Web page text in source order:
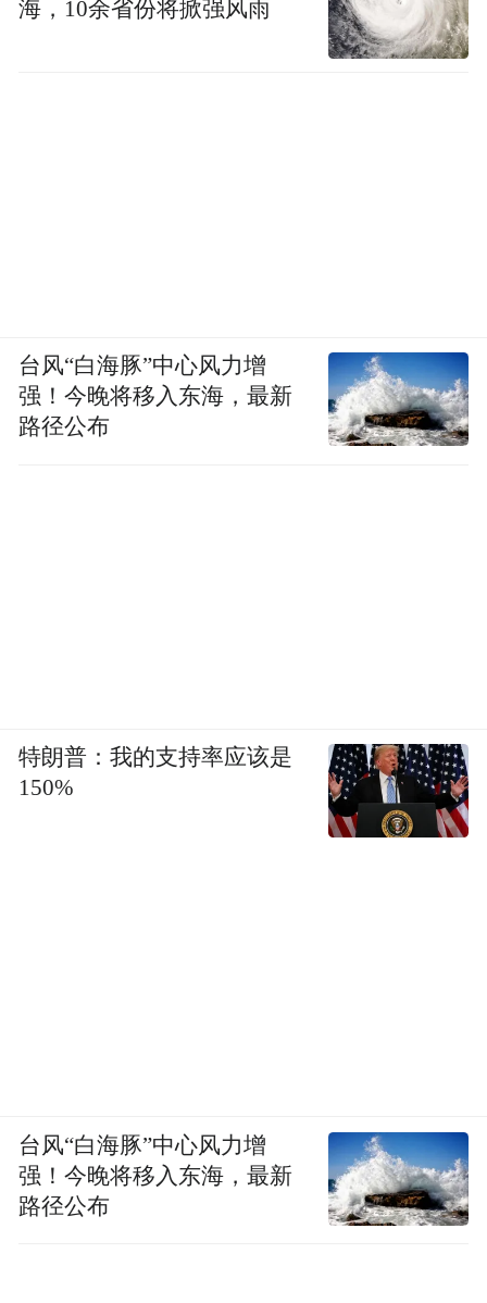
海，10余省份将掀强风雨
台风“白海豚”中心风力增
强！今晚将移入东海，最新
路径公布
特朗普：我的支持率应该是
150%
台风“白海豚”中心风力增
强！今晚将移入东海，最新
路径公布